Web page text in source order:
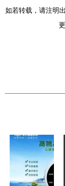
如若转载，请注明